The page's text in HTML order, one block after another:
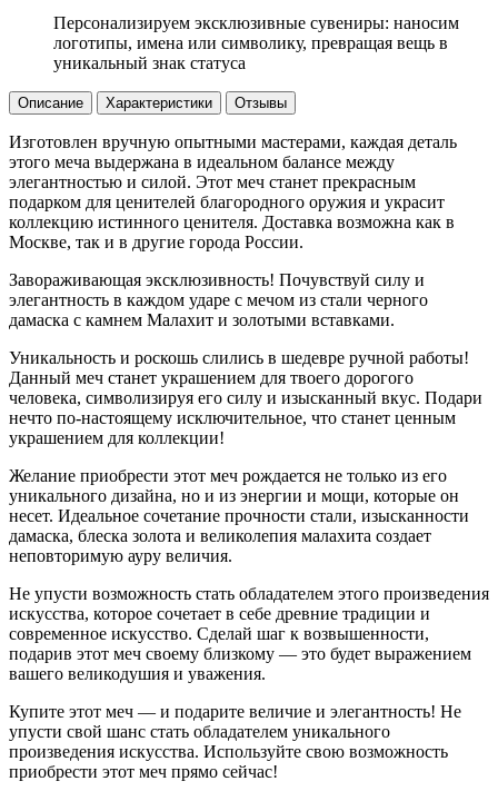
Персонализируем эксклюзивные сувениры: наносим
логотипы, имена или символику, превращая вещь в
уникальный знак статуса
Описание Характеристики Отзывы
Изготовлен вручную опытными мастерами, каждая деталь
этого меча выдержана в идеальном балансе между
элегантностью и силой. Этот меч станет прекрасным
подарком для ценителей благородного оружия и украсит
коллекцию истинного ценителя. Доставка возможна как в
Москве, так и в другие города России.
Завораживающая эксклюзивность! Почувствуй силу и
элегантность в каждом ударе с мечом из стали черного
дамаска с камнем Малахит и золотыми вставками.
Уникальность и роскошь слились в шедевре ручной работы!
Данный меч станет украшением для твоего дорогого
человека, символизируя его силу и изысканный вкус. Подари
нечто по-настоящему исключительное, что станет ценным
украшением для коллекции!
Желание приобрести этот меч рождается не только из его
уникального дизайна, но и из энергии и мощи, которые он
несет. Идеальное сочетание прочности стали, изысканности
дамаска, блеска золота и великолепия малахита создает
неповторимую ауру величия.
Не упусти возможность стать обладателем этого произведения
искусства, которое сочетает в себе древние традиции и
современное искусство. Сделай шаг к возвышенности,
подарив этот меч своему близкому — это будет выражением
вашего великодушия и уважения.
Купите этот меч — и подарите величие и элегантность! Не
упусти свой шанс стать обладателем уникального
произведения искусства. Используйте свою возможность
приобрести этот меч прямо сейчас!